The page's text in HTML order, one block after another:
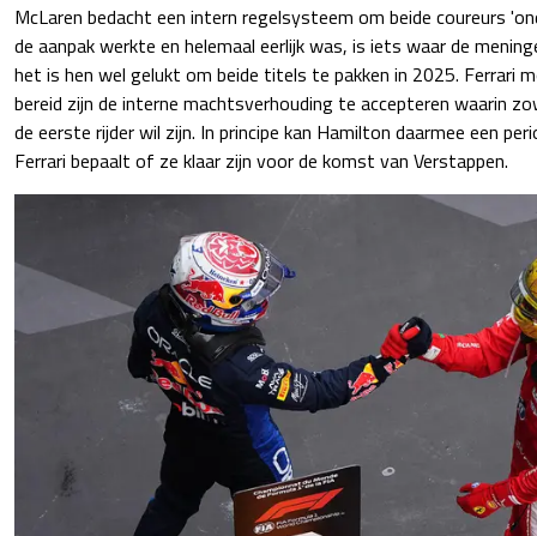
McLaren bedacht een intern regelsysteem om beide coureurs
de aanpak werkte en helemaal eerlijk was, is iets waar de
het is hen wel gelukt om beide titels te pakken in 2025. Ferrari
bereid zijn de interne machtsverhouding te accepteren waarin
de eerste rijder wil zijn. In principe kan Hamilton daarmee een
Ferrari bepaalt of ze klaar zijn voor de komst van Verstappen.